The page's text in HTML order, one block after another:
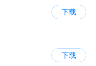
下载
下载